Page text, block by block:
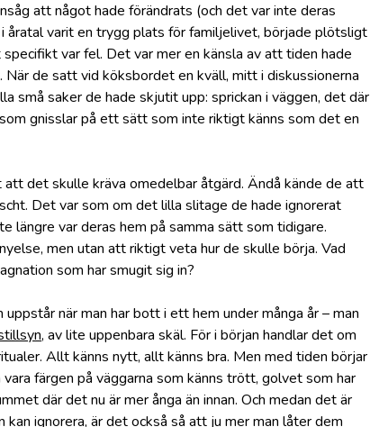
att något hade förändrats (och det var inte deras
i åratal varit en trygg plats för familjelivet, började plötsligt
var fel. Det var mer en känsla av att tiden hade
När de satt vid köksbordet en kväll, mitt i diskussionerna
små saker de hade skjutit upp: sprickan i väggen, det där
gnisslar på ett sätt som inte riktigt känns som det en
det skulle kräva omedelbar åtgärd. Ändå kände de att
Det var som om det lilla slitage de hade ignorerat
längre var deras hem på samma sätt som tidigare.
men utan att riktigt veta hur de skulle börja. Vad
som har smugit sig in?
när man har bott i ett hem under många år – man
, av lite uppenbara skäl. För i början handlar det om
Allt känns nytt, allt känns bra. Men med tiden börjar
färgen på väggarna som känns trött, golvet som har
där det nu är mer ånga än innan. Och medan det är
ignorera, är det också så att ju mer man låter dem